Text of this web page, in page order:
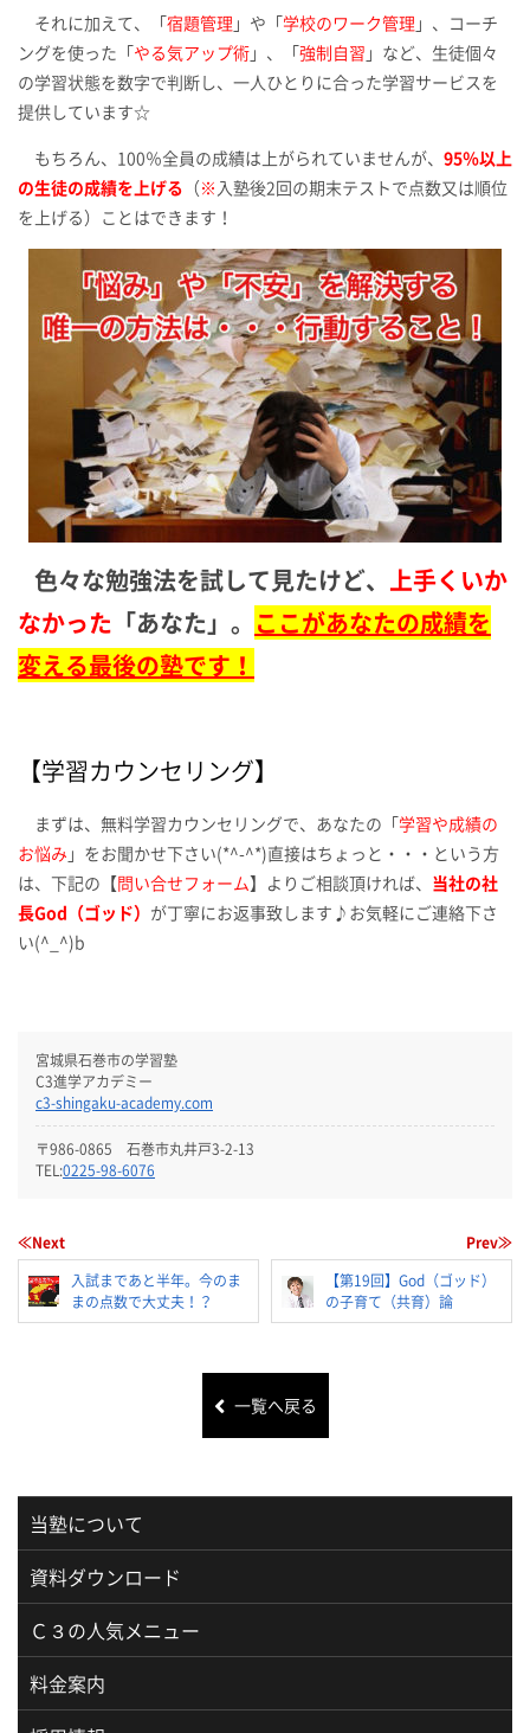
それに加えて、「宿題管理 」や「学校のワーク管理 」、コーチ
ングを使った「やる気アップ術 」、「強制自習 」など、生徒個々
の学習状態を数字で判断し、一人ひとりに合った学習サービスを
提供しています☆
もちろん、100％全員の成績は上がられていませんが、 95％以上
の生徒の成績を上げる （※ 入塾後2回の期末テストで点数又は順位
を上げる）ことはできます！
色々な勉強法を試して見たけど、 上手くいか
なかった 「あなた」。 ここがあなたの成績を
変える最後の塾です！
【学習カウンセリング】
まずは、無料学習カウンセリングで、あなたの「学習や成績の
お悩み 」をお聞かせ下さい(*^-^*)直接はちょっと・・・という方
は、下記の【問い合せフォーム】よりご相談頂ければ、 当社の社
長God（ゴッド） が丁寧にお返事致します♪お気軽にご連絡下さ
い(^_^)b
宮城県石巻市の学習塾
C3進学アカデミー
c3-shingaku-academy.com
〒986-0865 石巻市丸井戸3-2-13
TEL:0225-98-6076
≪Next
入試まであと半年。今のま
まの点数で大丈夫！？
Prev≫
【第19回】God（ゴッド）
の子育て（共育）論
一覧へ戻る
当塾について
資料ダウンロード
Ｃ３の人気メニュー
料金案内